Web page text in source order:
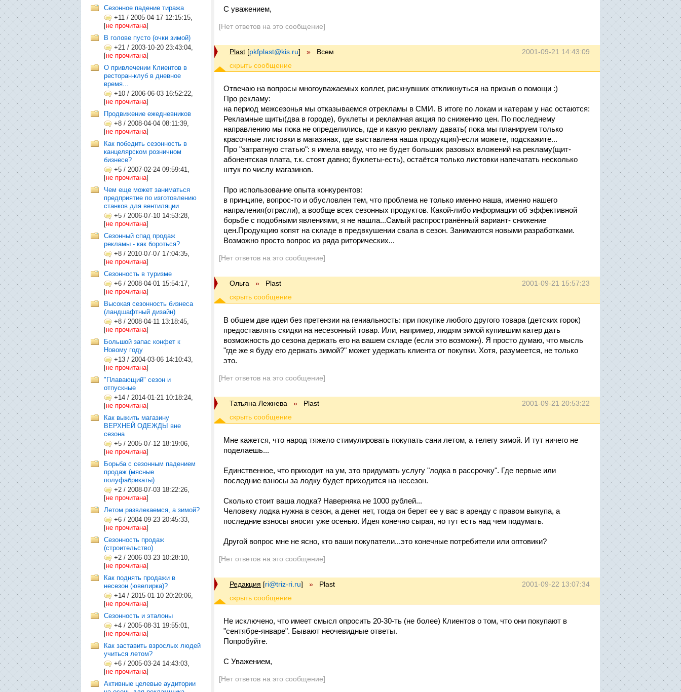
Сезонное падение тиража
+11 / 2005-04-17 12:15:15,
[не прочитана]
В голове пусто (очки зимой)
+21 / 2003-10-20 23:43:04,
[не прочитана]
О привлечении Клиентов в
ресторан-клуб в дневное
время...
+10 / 2006-06-03 16:52:22,
[не прочитана]
Продвижение ежедневников
+8 / 2008-04-04 08:11:39,
[не прочитана]
Как победить сезонность в
канцелярском розничном
бизнесе?
+5 / 2007-02-24 09:59:41,
[не прочитана]
Чем еще может заниматься
предприятие по изготовлению
станков для вентиляции
+5 / 2006-07-10 14:53:28,
[не прочитана]
Сезонный спад продаж
рекламы - как бороться?
+8 / 2010-07-07 17:04:35,
[не прочитана]
Сезонность в туризме
+6 / 2008-04-01 15:54:17,
[не прочитана]
Высокая сезонность бизнеса
(ландшафтный дизайн)
+8 / 2008-04-11 13:18:45,
[не прочитана]
Большой запас конфет к
Новому году
+13 / 2004-03-06 14:10:43,
[не прочитана]
"Плавающий" сезон и
отпускные
+14 / 2014-01-21 10:18:24,
[не прочитана]
Как выжить магазину
ВЕРХНЕЙ ОДЕЖДЫ вне
сезона
+5 / 2005-07-12 18:19:06,
[не прочитана]
Борьба с сезонным падением
продаж (мясные
полуфабрикаты)
+2 / 2008-07-03 18:22:26,
[не прочитана]
Летом развлекаемся, а зимой?
+6 / 2004-09-23 20:45:33,
[не прочитана]
Сезонность продаж
(строительство)
+2 / 2006-03-23 10:28:10,
[не прочитана]
Как поднять продажи в
несезон (ювелирка)?
+14 / 2015-01-10 20:20:06,
[не прочитана]
Сезонность и эталоны
+4 / 2005-08-31 19:55:01,
[не прочитана]
Как заставить взрослых людей
учиться летом?
+6 / 2005-03-24 14:43:03,
[не прочитана]
Активные целевые аудитории
C уважением,
[Нет ответов на это сообщение]
2001-09-21 14:43:09
Plast [pkfplast@kis.ru] » Всем
Отвечаю на вопросы многоуважаемых коллег, рискнувших откликнуться на призыв о помощи :)
Про рекламу:
на период межсезонья мы отказываемся отрекламы в СМИ. В итоге по локам и катерам у нас остаются:
Рекламные щиты(два в городе), буклеты и рекламная акция по снижению цен. По последнему
направлению мы пока не определились, где и какую рекламу давать( пока мы планируем только
красочные листовки в магазинах, где выставлена наша продукция)-если можете, подскажите...
Про "затратную статью": я имела ввиду, что не будет больших разовых вложений на рекламу(щит-
абонентская плата, т.к. стоят давно; буклеты-есть), остаётся только листовки напечатать несколько
штук по числу магазинов.
Про использование опыта конкурентов:
в принципе, вопрос-то и обусловлен тем, что проблема не только именно наша, именно нашего
напраления(отрасли), а вообще всех сезонных продуктов. Какой-либо информации об эффективной
борьбе с подобными явлениями, я не нашла...Самый распространённый вариант- снижение
цен.Продукцию копят на складе в предвкушении свала в сезон. Занимаются новыми разработками.
Возможно просто вопрос из ряда риторических...
[Нет ответов на это сообщение]
2001-09-21 15:57:23
Ольга » Plast
В общем две идеи без претензии на гениальность: при покупке любого другого товара (детских горок)
предоставлять скидки на несезонный товар. Или, например, людям зимой купившим катер дать
возможность до сезона держать его на вашем складе (если это возможн). Я просто думаю, что мысль
"где же я буду его держать зимой?" может удержать клиента от покупки. Хотя, разумеется, не только
это.
[Нет ответов на это сообщение]
2001-09-21 20:53:22
Татьяна Лежнева » Plast
Мне кажется, что народ тяжело стимулировать покупать сани летом, а телегу зимой. И тут ничего не
поделаешь...
Единственное, что приходит на ум, это придумать услугу "лодка в рассрочку". Где первые или
последние взносы за лодку будет приходится на несезон.
Cколько стоит ваша лодка? Наверняка не 1000 рублей...
Человеку лодка нужна в сезон, а денег нет, тогда он берет ее у вас в аренду с правом выкупа, а
последние взносы вносит уже осенью. Идея конечно сырая, но тут есть над чем подумать.
Другой вопрос мне не ясно, кто ваши покупатели...это конечные потребители или оптовики?
[Нет ответов на это сообщение]
2001-09-22 13:07:34
Редакция [ri@triz-ri.ru] » Plast
Не исключено, что имеет смысл опросить 20-30-ть (не более) Клиентов о том, что они покупают в
"сентябре-январе". Бывают неочевидные ответы.
Попробуйте.
С Уважением,
[Нет ответов на это сообщение]